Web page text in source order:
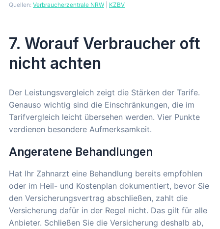
Quellen: Verbraucherzentrale NRW KZBV
7. Worauf Verbraucher oft
nicht achten
Der Leistungsvergleich zeigt die Stärken der Tarife.
Genauso wichtig sind die Einschränkungen, die im
Tarifvergleich leicht übersehen werden. Vier Punkte
verdienen besondere Aufmerksamkeit.
Angeratene Behandlungen
Hat Ihr Zahnarzt eine Behandlung bereits empfohlen
oder im Heil- und Kostenplan dokumentiert, bevor Sie
den Versicherungsvertrag abschließen, zahlt die
Versicherung dafür in der Regel nicht. Das gilt für alle
Anbieter. Schließen Sie die Versicherung deshalb ab,